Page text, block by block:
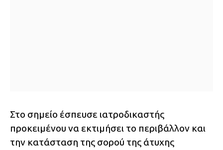
Στο σημείο έσπευσε ιατροδικαστής
προκειμένου να εκτιμήσει το περιβάλλον και
την κατάσταση της σορού της άτυχης